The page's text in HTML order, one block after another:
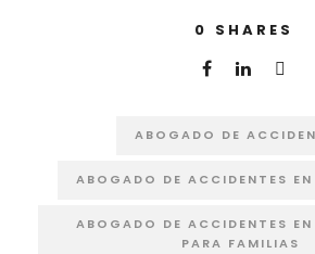
0 SHARES
ABOGADO DE
ABOGADO DE ACCIDENTES EN
ABOGADO DE ACCIDENTES EN
PARA FAMILIAS